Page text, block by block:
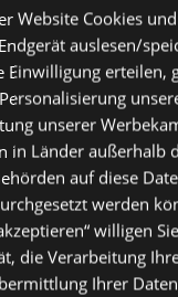
Website Cookies
auslesen/
Einwilligung
unserer
in Länder
auf diese
werden
willigen
die Verarbeitung
Ihrer